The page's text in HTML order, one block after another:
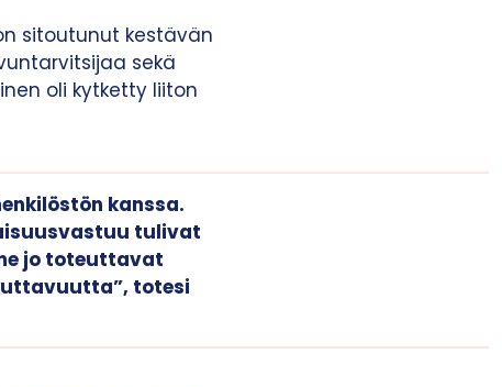
sitoutunut kestävän
sekä
oli kytketty liiton
kanssa.
tulivat
jo toteuttavat
totesi